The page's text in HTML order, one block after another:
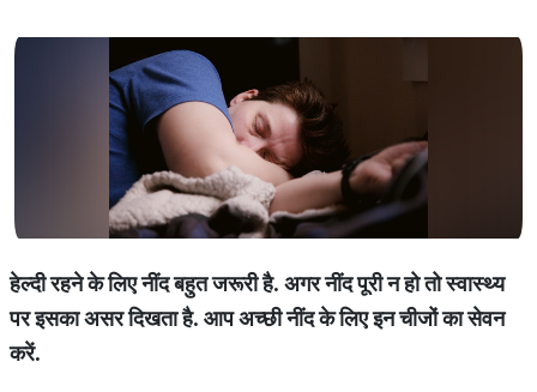
हेल्दीरहनेकेलिएनींदबहुतजरूरीहै. अगरनींदपूरीनहोतोस्वास्थ्य
परइसकाअसरदिखताहै. आपअच्छीनींदकेलिएइनचीजोंकासेवन
करें.